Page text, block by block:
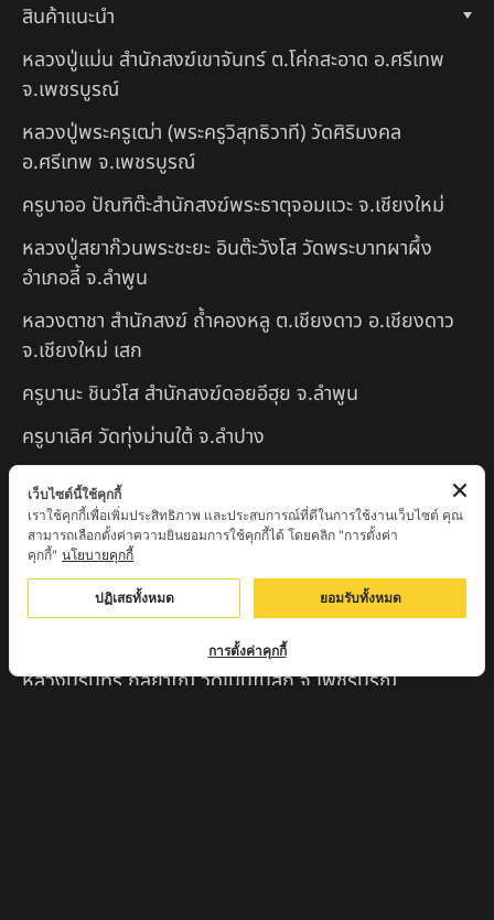
สินค้าแนะนำ
หลวงปู่แม่น สำนักสงฆ์เขาจันทร์ ต.โค่กสะอาด อ.ศรีเทพ
จ.เพชรบูรณ์
หลวงปู่พระครูเฒ่า (พระครูวิสุทธิวาที) วัดศิริมงคล
อ.ศรีเทพ จ.เพชรบูรณ์
ครูบาออ ปัณฑิต๊ะสำนักสงฆ์พระธาตุจอมแวะ จ.เชียงใหม่
หลวงปู่สยาก๊วนพระชะยะ อินต๊ะวังโส วัดพระบาทผาผึ้ง
อำเภอลี้ จ.ลำพูน
หลวงตาชา สำนักสงฆ์ ถ้ำคองหลู ต.เชียงดาว อ.เชียงดาว
จ.เชียงใหม่ เสก
ครูบานะ ชินวํโส สำนักสงฆ์ดอยอีฮุย จ.ลำพูน
ครูบาเลิศ วัดทุ่งม่านใต้ จ.ลำปาง
หลวงปู่หนู นรินโท วัดวังท่าดี จ.เพชรบูรณ์
ครูบาทอง วัดก้อท่า จ.ลำพูน
ครูบาตุ๊เจ้าปู่หว่าหลิ่ง วิระทะโย วัดเวฬุวัน อ.เชียงดาว
จ.เชียงใหม่
ครูบาศรี สุจิตโต บ้านสบก๋ง จ.ลำปาง
หลวงปู่รินทร์ กลฺยาโณ วัดเนินโบสถ์ จ.เพชรบูรณ์
เว็บไซต์นี้ใช้คุกกี้
เราใช้คุกกี้เพื่อเพิ่มประสิทธิภาพ และประสบการณ์ที่ดีในการใช้งานเว็บไซต์ คุณ
สามารถเลือกตั้งค่าความยินยอมการใช้คุกกี้ได้ โดยคลิก "การตั้งค่า
คุกกี้" นโยบายคุกกี้
ปฏิเสธทั้งหมด ยอมรับทั้งหมด
การตั้งค่าคุกกี้